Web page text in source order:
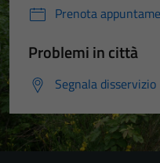
Prenota
Problemi in città
Segnala disservizio